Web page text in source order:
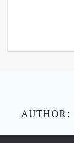
AUTHOR: